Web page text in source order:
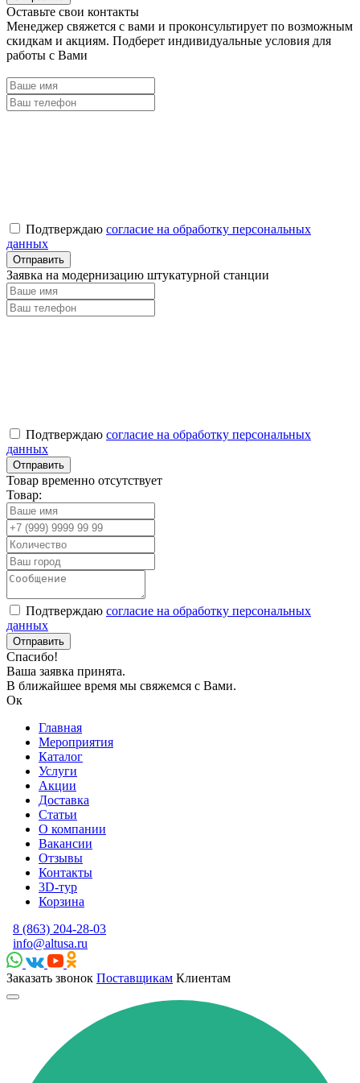
Оставьте свои контакты
Менеджер свяжется с вами и проконсультирует по возможным
скидкам и акциям. Подберет индивидуальные условия для
работы с Вами
Подтверждаю согласие на обработку персональных
данных
Заявка на модернизацию штукатурной станции
Подтверждаю согласие на обработку персональных
данных
Товар временно отсутствует
Товар:
Подтверждаю согласие на обработку персональных
данных
Спасибо!
Ваша заявка принята.
В ближайшее время мы свяжемся с Вами.
Ок
Главная
Мероприятия
Каталог
Услуги
Акции
Доставка
Статьи
О компании
Вакансии
Отзывы
Контакты
3D-тур
Корзина
8 (863) 204-28-03
info@altusa.ru
Заказать звонок Поставщикам Клиентам